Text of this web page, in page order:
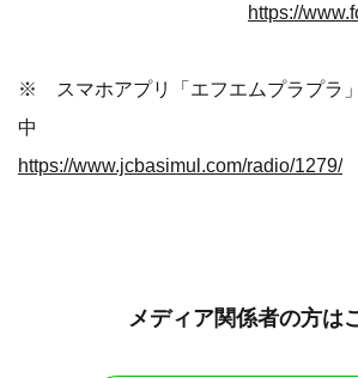
https://
※ スマホアプリ「エフエムプラプラ
中
https://www.jcbasimul.com/radio/1279/
メディア関係者の方は